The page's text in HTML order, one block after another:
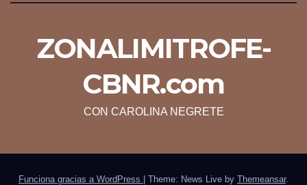
ZONALIMITROFE-
CBNR.com
CON CAROLINA NEGRETE
Funciona gracias a WordPress Theme: News Live by Themeansar.